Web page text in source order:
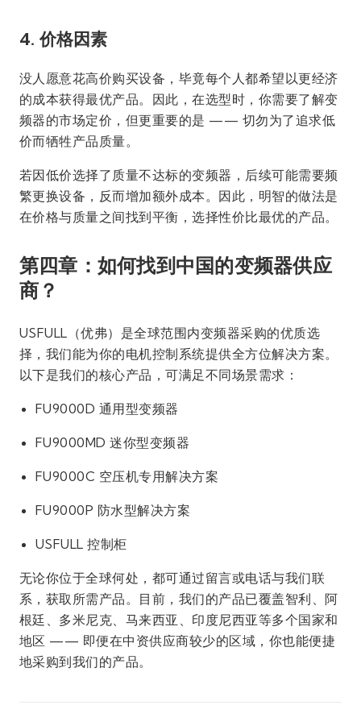
4. 价格因素
没人愿意花高价购买设备，毕竟每个人都希望以更经济
的成本获得最优产品。因此，在选型时，你需要了解变
频器的市场定价，但更重要的是 —— 切勿为了追求低
价而牺牲产品质量。
若因低价选择了质量不达标的变频器，后续可能需要频
繁更换设备，反而增加额外成本。因此，明智的做法是
在价格与质量之间找到平衡，选择性价比最优的产品。
第四章：如何找到中国的变频器供应
商？
USFULL（优弗）是全球范围内变频器采购的优质选
择，我们能为你的电机控制系统提供全方位解决方案。
以下是我们的核心产品，可满足不同场景需求：
FU9000D 通用型变频器
FU9000MD 迷你型变频器
FU9000C 空压机专用解决方案
FU9000P 防水型解决方案
USFULL 控制柜
无论你位于全球何处，都可通过留言或电话与我们联
系，获取所需产品。目前，我们的产品已覆盖智利、阿
根廷、多米尼克、马来西亚、印度尼西亚等多个国家和
地区 —— 即便在中资供应商较少的区域，你也能便捷
地采购到我们的产品。